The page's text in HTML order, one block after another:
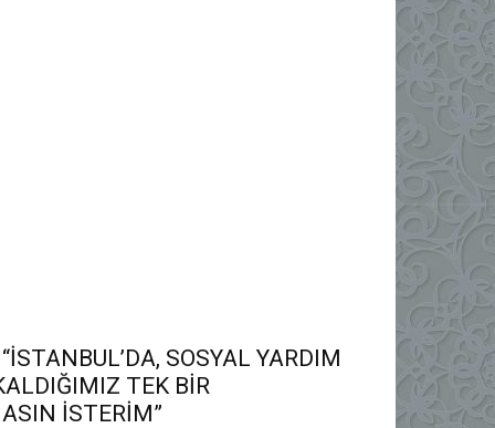
SOSYAL YARDIM
TEK BİR
İSTERİM”